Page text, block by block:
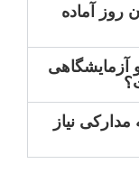
روز آماده
آزمایشگاهی
نیاز